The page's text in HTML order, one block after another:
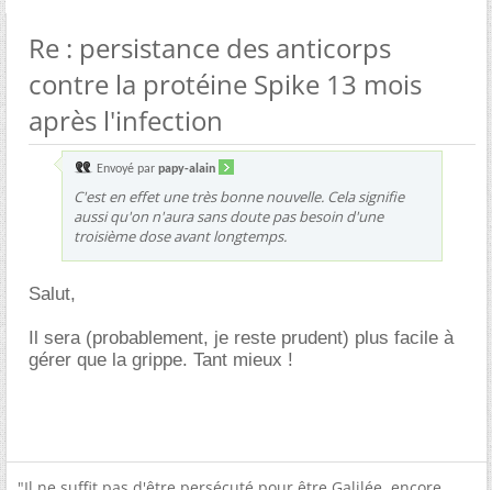
Re : persistance des anticorps
contre la protéine Spike 13 mois
après l'infection
Envoyé par papy-alain
C'est en effet une très bonne nouvelle. Cela signifie
aussi qu'on n'aura sans doute pas besoin d'une
troisième dose avant longtemps.
Salut,
Il sera (probablement, je reste prudent) plus facile à
gérer que la grippe. Tant mieux !